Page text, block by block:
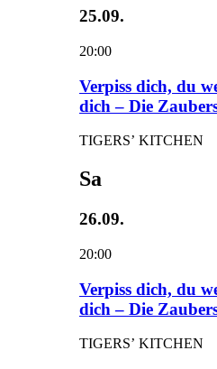
25.09.
20:00
Verpiss dich, du
dich – Die
TIGERS’ KITCHEN
Sa
26.09.
20:00
Verpiss dich, du
dich – Die
TIGERS’ KITCHEN